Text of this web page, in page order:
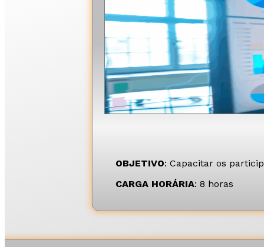
OBJETIVO: Capacitar os
CARGA HORÁRIA: 8 horas